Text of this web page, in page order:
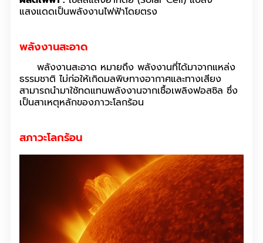
แสงแดดเป็นพลังงานไฟฟ้าโดยตรง
พลังงานสะอาด
พลังงานสะอาด หมายถึง พลังงานที่ได้มาจากแหล่ง
ธรรมชาติ ไม่ก่อให้เกิดมลพิษทางอากาศและทางเสียง
สามารถนำมาใช้ทดแทนพลังงานจากเชื้อเพลิงฟอสซิล ซึ่ง
เป็นสาเหตุหลักของภาวะโลกร้อน
สภาวะโลกร้อน